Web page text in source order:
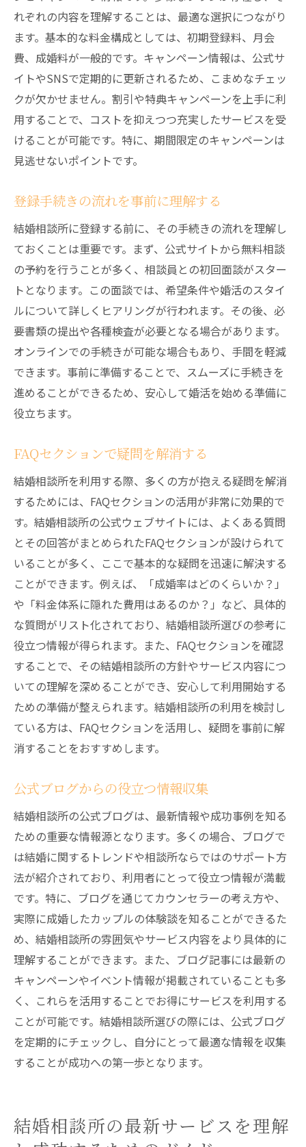
れぞれの内容を理解することは、最適な選択につながり
ます。基本的な料金構成としては、初期登録料、月会
費、成婚料が一般的です。キャンペーン情報は、公式サ
イトやSNSで定期的に更新されるため、こまめなチェッ
クが欠かせません。割引や特典キャンペーンを上手に利
用することで、コストを抑えつつ充実したサービスを受
けることが可能です。特に、期間限定のキャンペーンは
見逃せないポイントです。
登録手続きの流れを事前に理解する
結婚相談所に登録する前に、その手続きの流れを理解し
ておくことは重要です。まず、公式サイトから無料相談
の予約を行うことが多く、相談員との初回面談がスター
トとなります。この面談では、希望条件や婚活のスタイ
ルについて詳しくヒアリングが行われます。その後、必
要書類の提出や各種検査が必要となる場合があります。
オンラインでの手続きが可能な場合もあり、手間を軽減
できます。事前に準備することで、スムーズに手続きを
進めることができるため、安心して婚活を始める準備に
役立ちます。
FAQセクションで疑問を解消する
結婚相談所を利用する際、多くの方が抱える疑問を解消
するためには、FAQセクションの活用が非常に効果的で
す。結婚相談所の公式ウェブサイトには、よくある質問
とその回答がまとめられたFAQセクションが設けられて
いることが多く、ここで基本的な疑問を迅速に解決する
ことができます。例えば、「成婚率はどのくらいか？」
や「料金体系に隠れた費用はあるのか？」など、具体的
な質問がリスト化されており、結婚相談所選びの参考に
役立つ情報が得られます。また、FAQセクションを確認
することで、その結婚相談所の方針やサービス内容につ
いての理解を深めることができ、安心して利用開始する
ための準備が整えられます。結婚相談所の利用を検討し
ている方は、FAQセクションを活用し、疑問を事前に解
消することをおすすめします。
公式ブログからの役立つ情報収集
結婚相談所の公式ブログは、最新情報や成功事例を知る
ための重要な情報源となります。多くの場合、ブログで
は結婚に関するトレンドや相談所ならではのサポート方
法が紹介されており、利用者にとって役立つ情報が満載
です。特に、ブログを通じてカウンセラーの考え方や、
実際に成婚したカップルの体験談を知ることができるた
め、結婚相談所の雰囲気やサービス内容をより具体的に
理解することができます。また、ブログ記事には最新の
キャンペーンやイベント情報が掲載されていることも多
く、これらを活用することでお得にサービスを利用する
ことが可能です。結婚相談所選びの際には、公式ブログ
を定期的にチェックし、自分にとって最適な情報を収集
することが成功への第一歩となります。
結婚相談所の最新サービスを理解